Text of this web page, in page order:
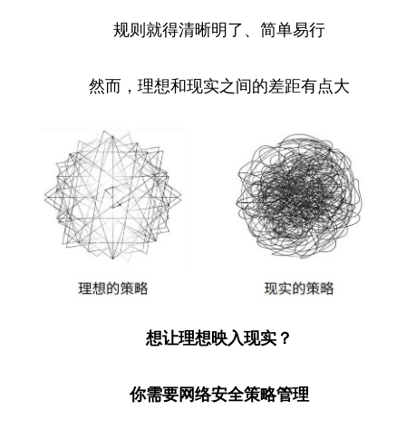
规则就得清晰明了、简单易行
然而，理想和现实之间的差距有点大
想让理想映入现实？
你需要网络安全策略管理